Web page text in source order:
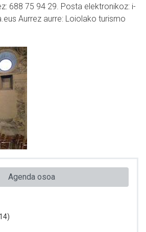
688 75 94 29. Posta elektronikoz: i-
Aurrez aurre: Loiolako turismo
Agenda osoa